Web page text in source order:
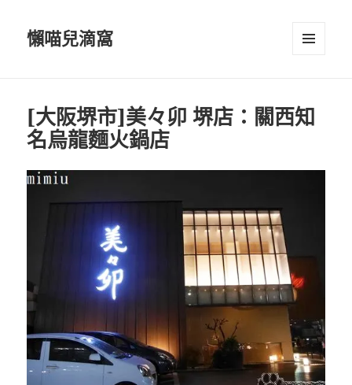
懶喵兒滴窩
[大阪堺市]美々卯 堺店：關西知
名烏龍麵火鍋店